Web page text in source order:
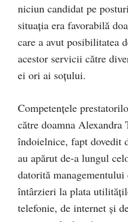
niciun candidat pe
situația era favorabilă
care a avut posibilitatea
acestor servicii către
ei ori ai soțului.
Competențele
către doamna Alexandra
îndoielnice, fapt dovedit
au apărut de-a lungul
datorită managementului
întârzieri la plata
telefonie, de internet și